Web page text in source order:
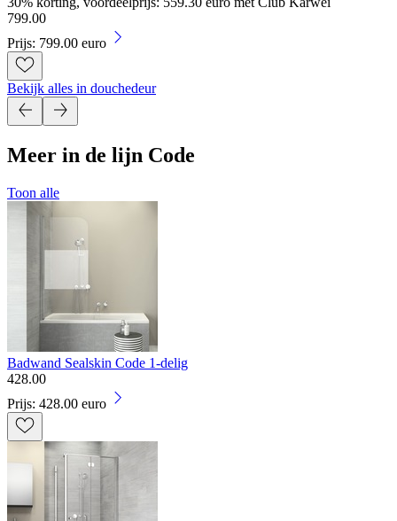
799.00
Prijs: 799.00 euro
Bekijk alles in douchedeur
Meer in de lijn Code
Toon alle
Badwand Sealskin Code 1-delig
428.00
Prijs: 428.00 euro